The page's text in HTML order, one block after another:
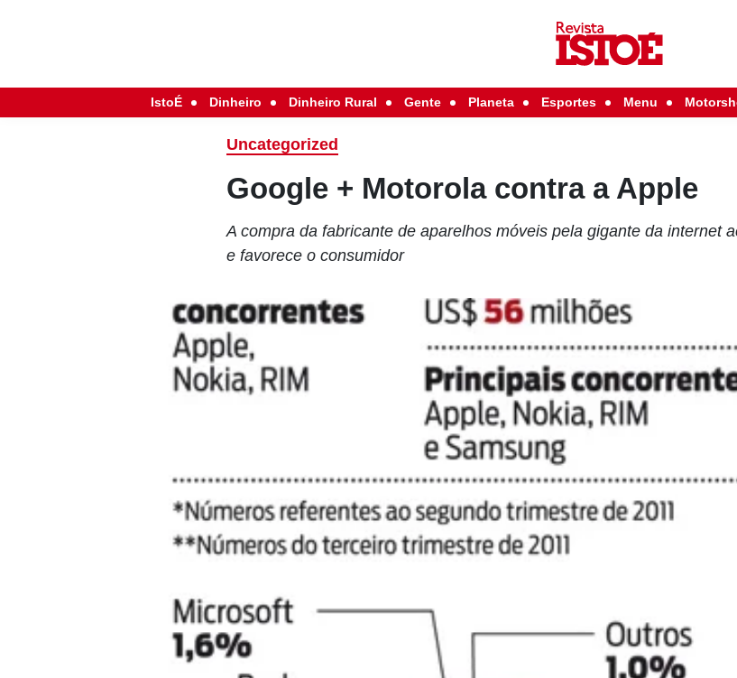
IstoÉ Dinheiro Dinheiro Rural Gente Planeta Esportes Menu
Uncategorized
Google + Motorola contra a Apple
A compra da fabricante de aparelhos móveis pela gigante da internet
e favorece o consumidor